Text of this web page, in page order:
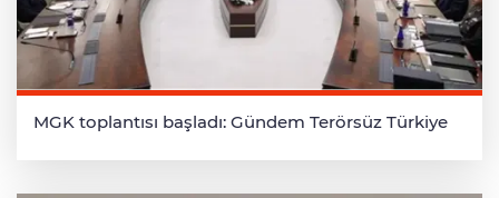
MGK toplantısı başladı: Gündem Terörsüz Türkiye